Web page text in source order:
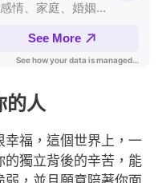
的人
福， 這個世界上，一
的獨立背後的辛苦，能